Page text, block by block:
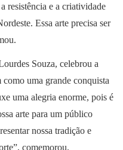
resistência e a criatividade
Essa arte precisa ser
Souza, celebrou a
uma grande conquista
uma alegria enorme, pois é
arte para um público
nossa tradição e
comemorou.